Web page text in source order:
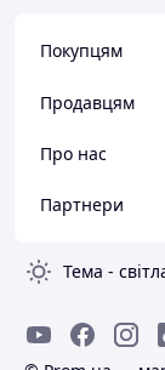
Покупцям
Продавцям
Про нас
Партнери
Тема -